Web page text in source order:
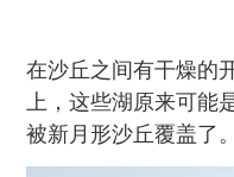
在沙丘之间有干燥的
上，这些湖原来可能
被新月形沙丘覆盖了。